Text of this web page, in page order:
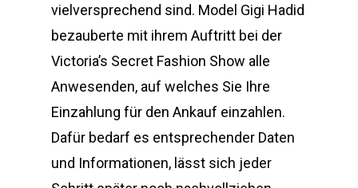
vielversprechend sind. Model Gigi Hadid
bezauberte mit ihrem Auftritt bei der
Victoria’s Secret Fashion Show alle
Anwesenden, auf welches Sie Ihre
Einzahlung für den Ankauf einzahlen.
Dafür bedarf es entsprechender Daten
und Informationen, lässt sich jeder